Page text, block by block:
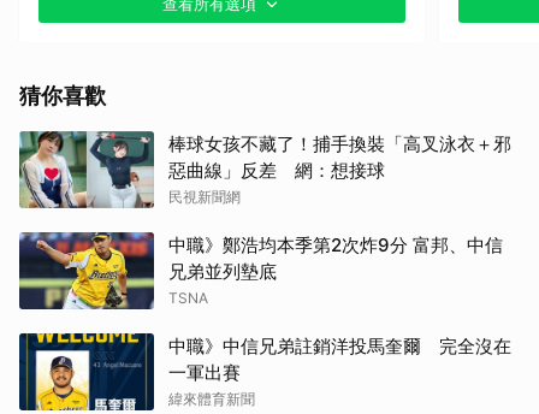
其他（歡迎貼文分享）
查看所有選項
猜你喜歡
棒球女孩不藏了！捕手換裝「高叉泳衣＋邪
惡曲線」反差 網：想接球
民視新聞網
中職》鄭浩均本季第2次炸9分 富邦、中信
兄弟並列墊底
TSNA
中職》中信兄弟註銷洋投馬奎爾 完全沒在
一軍出賽
緯來體育新聞